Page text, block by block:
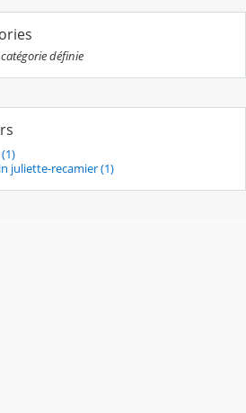
définie
juliette-recamier (1)